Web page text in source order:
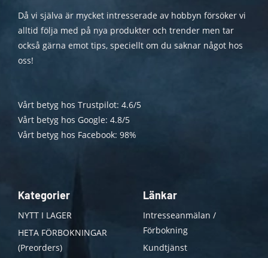
Då vi själva är mycket intresserade av hobbyn försöker vi
alltid följa med på nya produkter och trender men tar
också gärna emot tips, speciellt om du saknar något hos
oss!
Vårt betyg hos Trustpilot: 4.6/5
Vårt betyg hos Google: 4.8/5
Vårt betyg hos Facebook: 98%
Kategorier
NYTT I LAGER
HETA FÖRBOKNINGAR
(Preorders)
Länkar
Intresseanmälan /
Förbokning
Kundtjänst